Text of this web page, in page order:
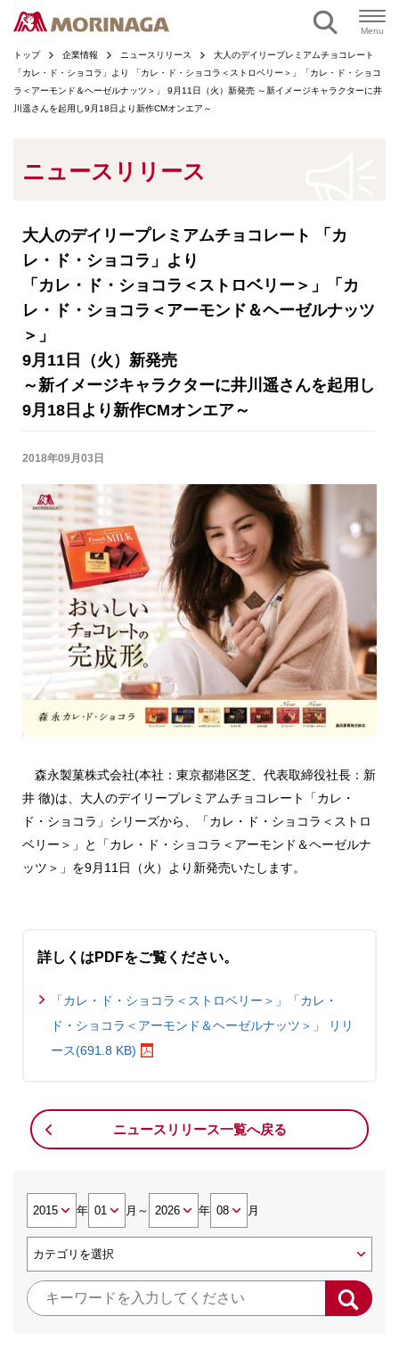
Menu
トップ 企業情報 ニュースリリース
大人のデイリープレミアムチョコレート
「カレ・ド・ショコラ」より 「カレ・ド・ショコラ＜ストロベリー＞」「カレ・ド・ショコ
ラ＜アーモンド＆ヘーゼルナッツ＞」 9月11日（火）新発売 ～新イメージキャラクターに井
川遥さんを起用し9月18日より新作CMオンエア～
ニュースリリース
大人のデイリープレミアムチョコレート 「カ
レ・ド・ショコラ」より
「カレ・ド・ショコラ＜ストロベリー＞」「カ
レ・ド・ショコラ＜アーモンド＆ヘーゼルナッツ
＞」
9月11日（火）新発売
～新イメージキャラクターに井川遥さんを起用し
9月18日より新作CMオンエア～
2018年09月03日
森永製菓株式会社(本社：東京都港区芝、代表取締役社長：新
井 徹)は、大人のデイリープレミアムチョコレート「カレ・
ド・ショコラ」シリーズから、「カレ・ド・ショコラ＜ストロ
ベリー＞」と「カレ・ド・ショコラ＜アーモンド＆ヘーゼルナ
ッツ＞」を9月11日（火）より新発売いたします。
詳しくはPDFをご覧ください。
「カレ・ド・ショコラ＜ストロベリー＞」「カレ・
ド・ショコラ＜アーモンド＆ヘーゼルナッツ＞」 リリ
ース(691.8 KB)
ニュースリリース一覧へ戻る
年 月 ～ 年 月